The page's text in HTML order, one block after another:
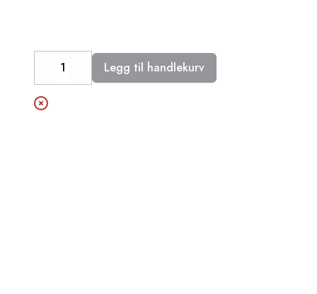
DecreaseIncreaseLegg til handlekurv